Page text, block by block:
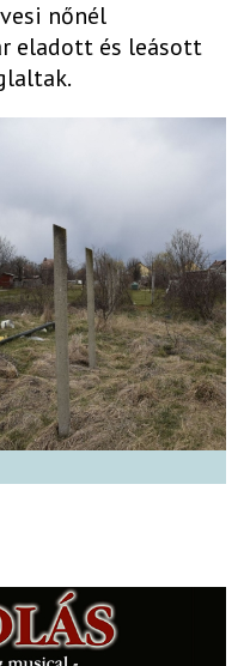
nőnél
eladott és leásott